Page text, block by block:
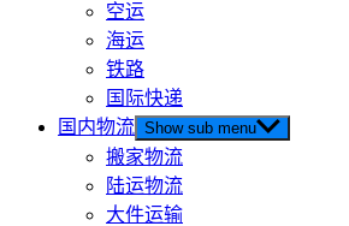
空运
海运
铁路
国际快递
国内物流 Show sub menu
搬家物流
陆运物流
大件运输